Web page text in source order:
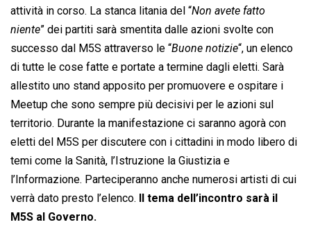
attività in corso. La stanca litania del “Non avete fatto
niente” dei partiti sarà smentita dalle azioni svolte con
successo dal M5S attraverso le “Buone notizie“, un elenco
di tutte le cose fatte e portate a termine dagli eletti. Sarà
allestito uno stand apposito per promuovere e ospitare i
Meetup che sono sempre più decisivi per le azioni sul
territorio. Durante la manifestazione ci saranno agorà con
eletti del M5S per discutere con i cittadini in modo libero di
temi come la Sanità, l’Istruzione la Giustizia e
l’Informazione. Parteciperanno anche numerosi artisti di cui
verrà dato presto l’elenco.
Il tema dell’incontro sarà il
M5S al Governo.